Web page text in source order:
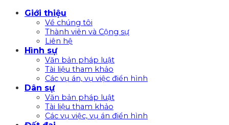
Giới thiệu
Về chúng tôi
Thành viên và Cộng sự
Liên hệ
Hình sự
Văn bản pháp luật
Tài liệu tham khảo
Các vụ án, vụ việc điển hình
Dân sự
Văn bản pháp luật
Tài liệu tham khảo
Các vụ việc, vụ án điển hình